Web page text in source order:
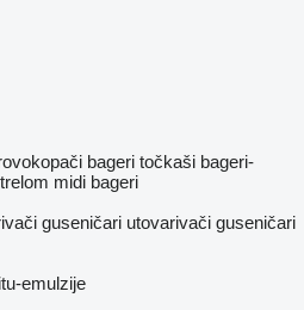
bageri točkaši bageri-
midi bageri
guseničari utovarivači guseničari
emulzije